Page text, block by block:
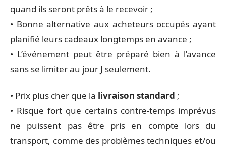
quand ils seront prêts à le recevoir ;
• Bonne alternative aux acheteurs occupés ayant
planifié leurs cadeaux longtemps en avance ;
• L’événement peut être préparé bien à l’avance
sans se limiter au jour J seulement.
• Prix plus cher que la livraison standard ;
• Risque fort que certains contre-temps imprévus
ne puissent pas être pris en compte lors du
transport, comme des problèmes techniques et/ou